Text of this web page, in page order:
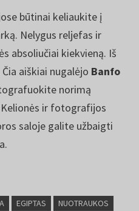
būtinai keliaukite į
Nelygus reljefas ir
absoliučiai kiekvieną. Iš
aiškiai nugalėjo Banfo
norimą
ir fotografijos
saloje galite užbaigti
EGIPTAS
NUOTRAUKOS